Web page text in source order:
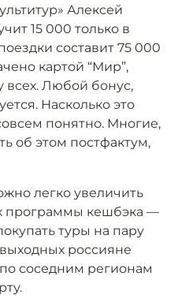
Алексей
15 000 только в
составит 75 000
картой “Мир”,
всех. Любой бонус,
Насколько это
понятно. Многие,
об этом постфактум,
легко увеличить
программы кешбэка —
туры на пару
россияне
соседним регионам